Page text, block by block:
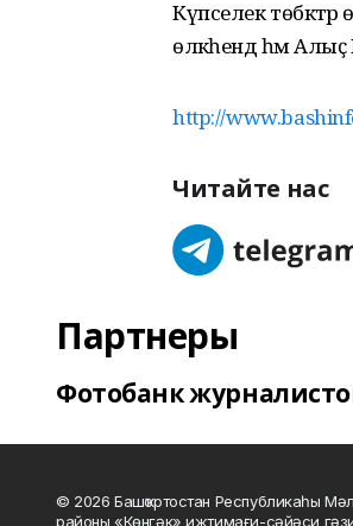
Күпселек
өлкәһендә һәм
http://
Читайте нас
Партнеры
Фотобанк
© 2026 Башҡортостан Республикаһы
районы «Көнгәк» ижтимағи-сәйәси